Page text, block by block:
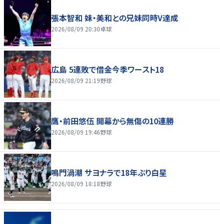
張本智和 妹・美和との兄妹同時V達成
2026/08/09 20:30卓球
広島 5連敗で借金今季ワースト18
2026/08/09 21:19野球
鷹・前田悠伍 開幕から無傷の10連勝
2026/08/09 19:46野球
鳴門渦潮 サヨナラで18年ぶり白星
2026/08/09 18:18野球